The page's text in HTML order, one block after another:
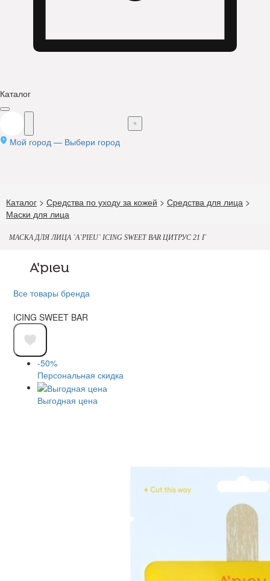
Каталог
Мой город — Выбери город
Каталог > Средства по уходу за кожей > Средства для лица >
Маски для лица
МАСКА ДЛЯ ЛИЦА `A`PIEU` ICING SWEET BAR ЦИТРУС 21 Г
Все товары бренда
ICING SWEET BAR
-50%
Персональная скидка
Выгодная цена